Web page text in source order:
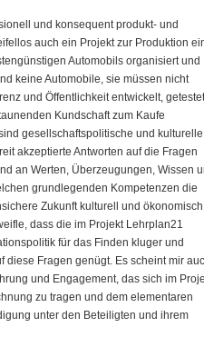
und konsequent produkt- und
auch ein Projekt zur Produktion
Automobils organisiert und
keine Automobile, sie müssen nicht
und Öffentlichkeit entwickelt, getestet
Kundschaft zum Kaufe
gesellschaftspolitische und kulturelle
akzeptierte Antworten auf die Fragen
an Werten, Überzeugungen, Wissen
grundlegenden Kompetenzen die
Zukunft kulturell und ökonomisch
dass die im Projekt Lehrplan21
für das Finden kluger und
Fragen genügt. Es scheint mir
und Engagement, das sich im
zu tragen und dem elementaren
unter den Beteiligten und ihrem